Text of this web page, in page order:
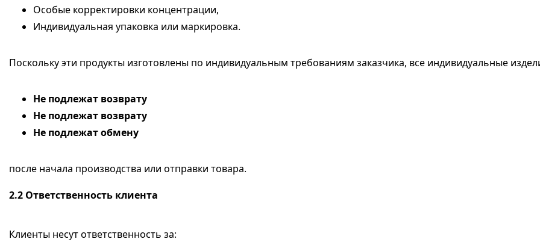
Особые корректировки концентрации,
Индивидуальная упаковка или маркировка.
Поскольку эти продукты изготовлены по индивидуальным требованиям заказчика, все индивидуальные
Не подлежат возврату
Не подлежат возврату
Не подлежат обмену
после начала производства или отправки товара.
2.2 Ответственность клиента
Клиенты несут ответственность за: